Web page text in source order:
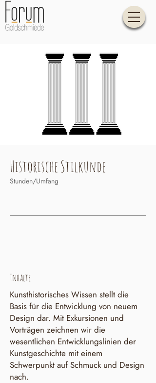
Historische Stilkunde
Stunden/Umfang
Inhalte
Kunsthistorisches Wissen stellt die
Basis für die Entwicklung von neuem
Design dar. Mit Exkursionen und
Vorträgen zeichnen wir die
wesentlichen Entwicklungslinien der
Kunstgeschichte mit einem
Schwerpunkt auf Schmuck und Design
nach.